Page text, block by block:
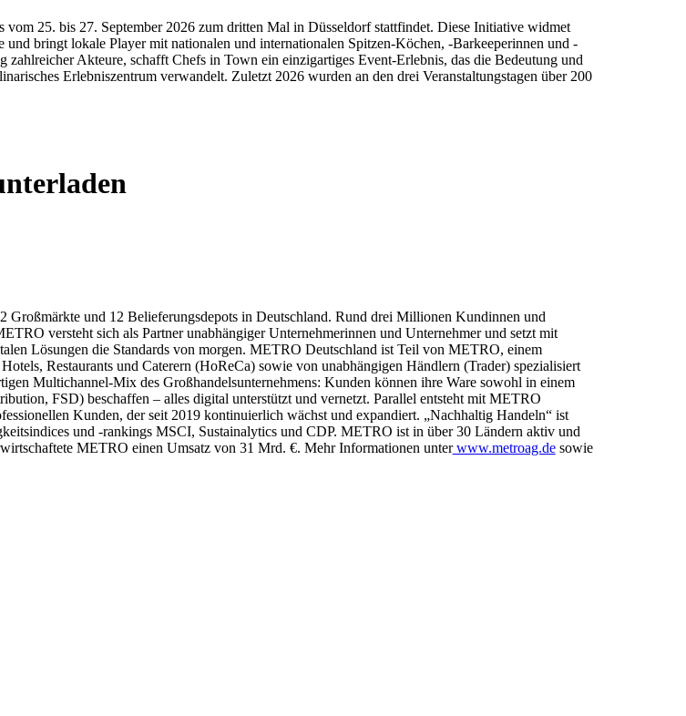
vom 25. bis 27. September 2026 zum dritten Mal in Düsseldorf stattfindet. Diese Initiative widmet
bringt lokale Player mit nationalen und internationalen Spitzen-Köchen, -Barkeeperinnen und -
Akteure, schafft Chefs in Town ein einzigartiges Event-Erlebnis, das die Bedeutung und
Erlebniszentrum verwandelt. Zuletzt 2026 wurden an den drei Veranstaltungstagen über 200
und 12 Belieferungsdepots in Deutschland. Rund drei Millionen Kundinnen und
versteht sich als Partner unabhängiger Unternehmerinnen und Unternehmer und setzt mit
Lösungen die Standards von morgen. METRO Deutschland ist Teil von METRO, einem
Restaurants und Caterern (HoReCa) sowie von unabhängigen Händlern (Trader) spezialisiert
Multichannel-Mix des Großhandelsunternehmens: Kunden können ihre Ware sowohl in einem
FSD) beschaffen – alles digital unterstützt und vernetzt. Parallel entsteht mit METRO
Kunden, der seit 2019 kontinuierlich wächst und expandiert. „Nachhaltig Handeln“ ist
und -rankings MSCI, Sustainalytics und CDP. METRO ist in über 30 Ländern aktiv und
METRO einen Umsatz von 31 Mrd. €. Mehr Informationen unterwww.metroag.desowie